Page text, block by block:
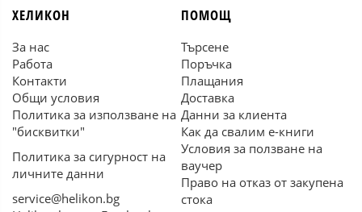
ХЕЛИКОН
За нас
Работа
Контакти
Общи условия
Политика за използване на
"бисквитки"
Политика за сигурност на
личните данни
service@helikon.bg
ПОМОЩ
Търсене
Поръчка
Плащания
Доставка
Данни за клиента
Как да свалим е-книги
Условия за ползване на
ваучер
Право на отказ от закупена
стока